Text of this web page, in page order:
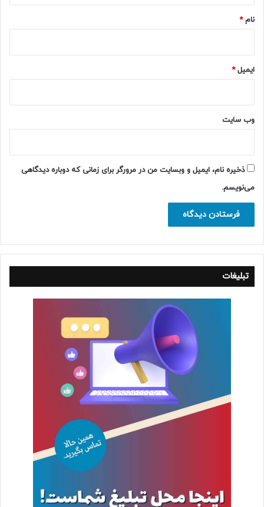
نام*
ایمیل*
وب‌ سایت
ذخیره نام، ایمیل و وبسایت من در مرورگر برای زمانی که دوباره دیدگاهی
می‌نویسم.
تبلیغات